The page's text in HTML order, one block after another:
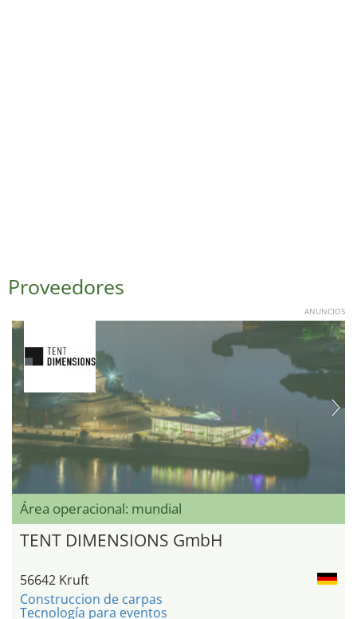
Proveedores
ANUNCIOS
Área operacional: mundial
TENT DIMENSIONS GmbH
56642 Kruft
Construccion de carpas
Tecnología para eventos